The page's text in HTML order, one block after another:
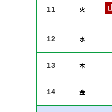
11
12
13
14